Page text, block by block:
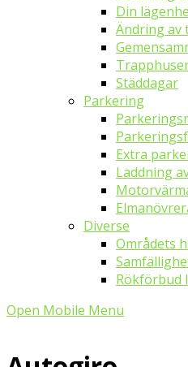
Din
Ändring av
Städdagar
Parkering
Extra
Laddning
Diverse
Områdets
Rökförbud
Open Mobile Menu